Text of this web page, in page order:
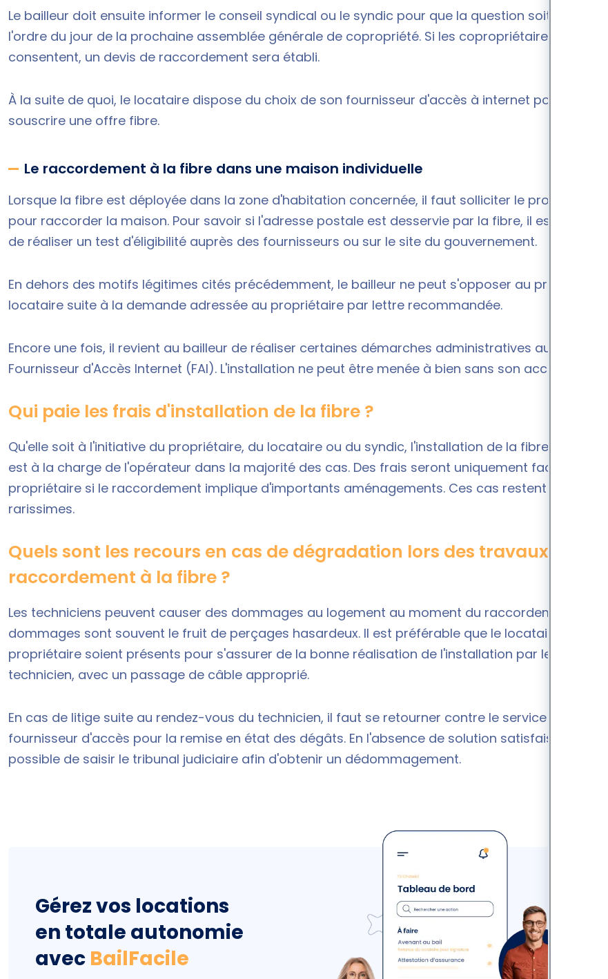
Le bailleur doit ensuite informer le conseil syndical ou le syndic pour que la question soit mise sur
l'ordre du jour de la prochaine assemblée générale de copropriété. Si les copropriétaires y
consentent, un devis de raccordement sera établi.
À la suite de quoi, le locataire dispose du choix de son fournisseur d'accès à internet pour
souscrire une offre fibre.
Le raccordement à la fibre dans une maison individuelle
Lorsque la fibre est déployée dans la zone d'habitation concernée, il faut solliciter le propriétaire
pour raccorder la maison. Pour savoir si l'adresse postale est desservie par la fibre, il est possible
de réaliser un test d'éligibilité auprès des fournisseurs ou sur le site du gouvernement.
En dehors des motifs légitimes cités précédemment, le bailleur ne peut s'opposer au projet du
locataire suite à la demande adressée au propriétaire par lettre recommandée.
Encore une fois, il revient au bailleur de réaliser certaines démarches administratives auprès du
Fournisseur d'Accès Internet (FAI). L'installation ne peut être menée à bien sans son accord.
Qui paie les frais d'installation de la fibre ?
Qu'elle soit à l'initiative du propriétaire, du locataire ou du syndic, l'installation de la fibre optique
est à la charge de l'opérateur dans la majorité des cas. Des frais seront uniquement facturés au
propriétaire si le raccordement implique d'importants aménagements. Ces cas restent toutefois
rarissimes.
Quels sont les recours en cas de dégradation lors des travaux de
raccordement à la fibre ?
Les techniciens peuvent causer des dommages au logement au moment du raccordement. Ces
dommages sont souvent le fruit de perçages hasardeux. Il est préférable que le locataire et/ou le
propriétaire soient présents pour s'assurer de la bonne réalisation de l'installation par le
technicien, avec un passage de câble approprié.
En cas de litige suite au rendez-vous du technicien, il faut se retourner contre le service client du
fournisseur d'accès pour la remise en état des dégâts. En l'absence de solution satisfaisante, il est
possible de saisir le tribunal judiciaire afin d'obtenir un dédommagement.
Gérez vos locations
en totale autonomie
avec BailFacile